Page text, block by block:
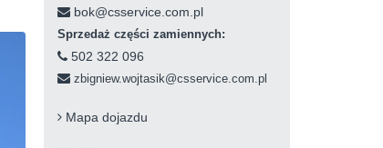
bok@csservice.com.pl
Sprzedaż części zamiennych:
502 322 096
zbigniew.wojtasik@csservice.com.pl
Mapa dojazdu